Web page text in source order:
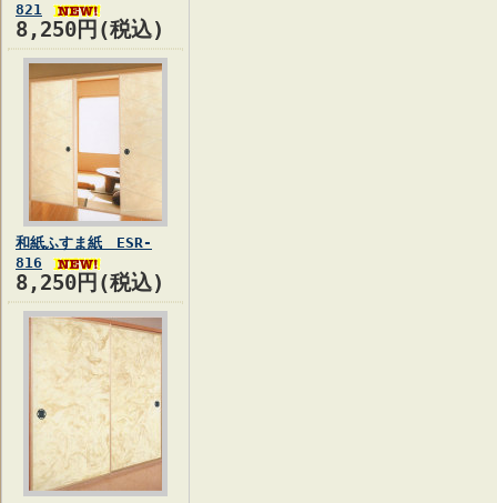
821
8,250円(税込)
和紙ふすま紙 ESR-
816
8,250円(税込)